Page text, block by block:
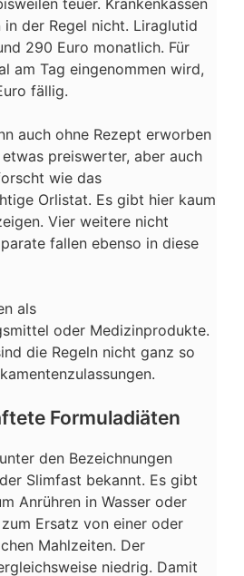
der Regel nicht. Liraglutid
290 Euro monatlich. Für
am Tag eingenommen wird,
fällig.
auch ohne Rezept erworben
preiswerter, aber auch
wie das
Orlistat. Es gibt hier kaum
Vier weitere nicht
fallen ebenso in diese
als
oder Medizinprodukte.
die Regeln nicht ganz so
Formuladiäten
den Bezeichnungen
Slimfast bekannt. Es gibt
Anrühren in Wasser oder
Ersatz von einer oder
Mahlzeiten. Der
niedrig. Damit